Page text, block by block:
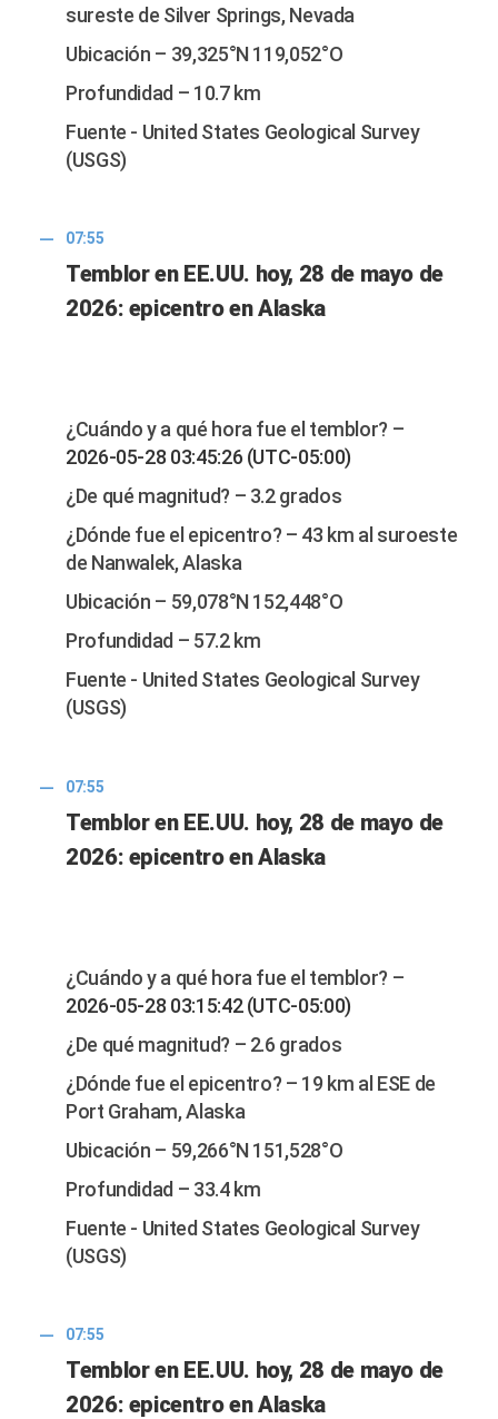
sureste de Silver Springs, Nevada
Ubicación – 39,325°N 119,052°O
Profundidad – 10.7 km
Fuente - United States Geological Survey
(USGS)
07:55
Temblor en EE.UU. hoy, 28 de mayo de
2026: epicentro en Alaska
¿Cuándo y a qué hora fue el temblor? –
2026-05-28 03:45:26 (UTC-05:00)
¿De qué magnitud? – 3.2 grados
¿Dónde fue el epicentro? – 43 km al suroeste
de Nanwalek, Alaska
Ubicación – 59,078°N 152,448°O
Profundidad – 57.2 km
Fuente - United States Geological Survey
(USGS)
07:55
Temblor en EE.UU. hoy, 28 de mayo de
2026: epicentro en Alaska
¿Cuándo y a qué hora fue el temblor? –
2026-05-28 03:15:42 (UTC-05:00)
¿De qué magnitud? – 2.6 grados
¿Dónde fue el epicentro? – 19 km al ESE de
Port Graham, Alaska
Ubicación – 59,266°N 151,528°O
Profundidad – 33.4 km
Fuente - United States Geological Survey
(USGS)
07:55
Temblor en EE.UU. hoy, 28 de mayo de
2026: epicentro en Alaska